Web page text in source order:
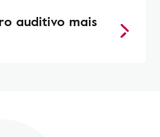
auditivo mais